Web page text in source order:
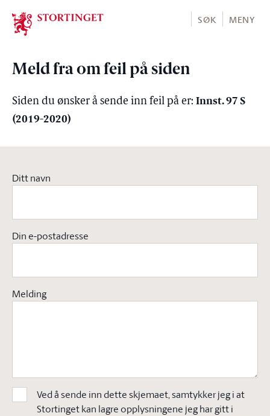
Stortinget.no
SØK MENY
Meld fra om feil på siden
Siden du ønsker å sende inn feil på er: Innst. 97 S
(2019-2020)
Ditt navn
Din e-postadresse
Melding
Ved å sende inn dette skjemaet, samtykker jeg i at
Stortinget kan lagre opplysningene jeg har gitt i